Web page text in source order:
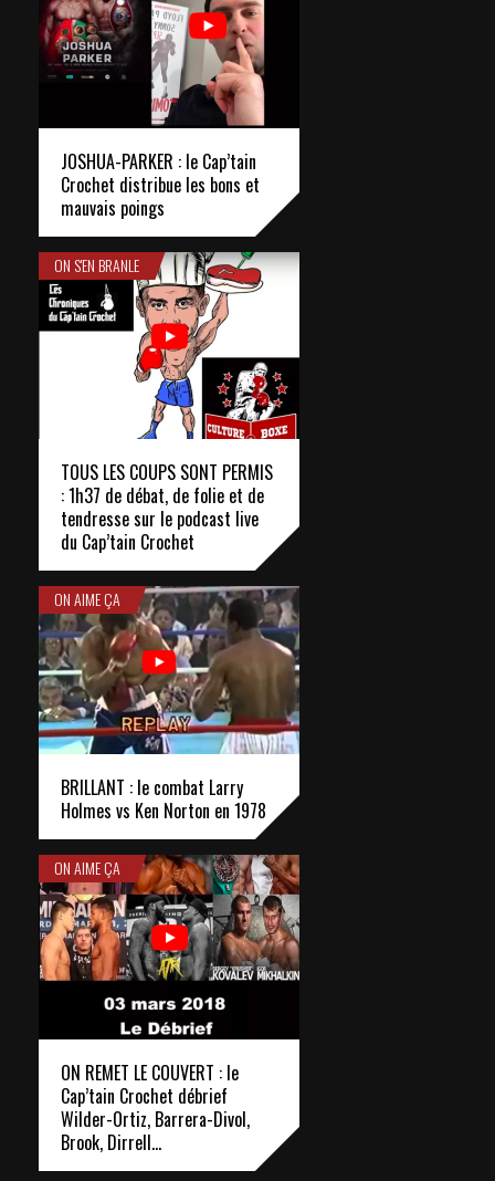
JOSHUA-PARKER : le Cap’tain
Crochet distribue les bons et
mauvais poings
ON S'EN BRANLE
TOUS LES COUPS SONT PERMIS
: 1h37 de débat, de folie et de
tendresse sur le podcast live
du Cap’tain Crochet
ON AIME ÇA
BRILLANT : le combat Larry
Holmes vs Ken Norton en 1978
ON AIME ÇA
ON REMET LE COUVERT : le
Cap’tain Crochet débrief
Wilder-Ortiz, Barrera-Divol,
Brook, Dirrell…